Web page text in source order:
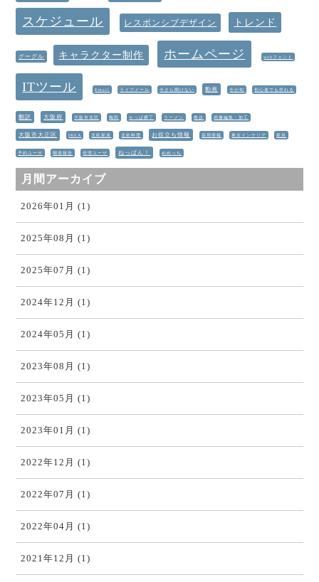
スケジュール レスポンシブデザイン トレンド
グーグル キャラクター制作 ホームページ webフォント
ITツール Email ライブメール 今さら聞けない 動画 今が旬 初心者でも作れる
翻訳 大阪府 大阪市北区 梅田 かっぱ横丁 ラーメン 散歩 画像編集・加工
大阪市大正区 IKEA 北欧家具 北欧料理 お役立ち情報 採用情報 東京インテリア 家具
予約ユーザ 開発報告 管理ユーザ ねっぱん！ めめっち
月間アーカイブ
2026年01月 (1)
2025年08月 (1)
2025年07月 (1)
2024年12月 (1)
2024年05月 (1)
2023年08月 (1)
2023年05月 (1)
2023年01月 (1)
2022年12月 (1)
2022年07月 (1)
2022年04月 (1)
2021年12月 (1)